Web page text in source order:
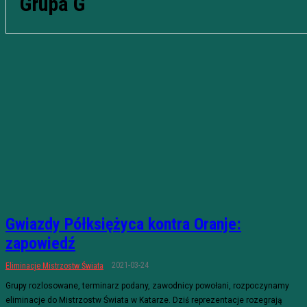
Gwiazdy Półksiężyca kontra Oranje:
zapowiedź
Eliminacje Mistrzostw Świata 2021-03-24
Grupy rozlosowane, terminarz podany, zawodnicy powołani, rozpoczynamy
eliminacje do Mistrzostw Świata w Katarze. Dziś reprezentacje rozegrają